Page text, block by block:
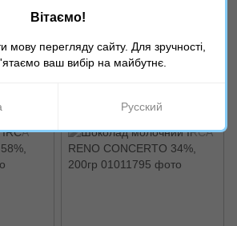
Артикул: 01011797
Шоколад білий IRCA RENO
CONCERTO 31.5%, 200гр
Вітаємо!
мову перегляду сайту. Для зручності,
ваш вибір на майбутнє.
Русский